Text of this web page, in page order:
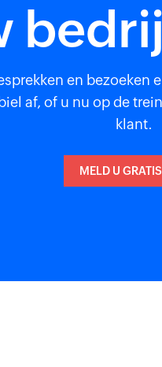
en
af, of u nu op de
klant.
MELD U